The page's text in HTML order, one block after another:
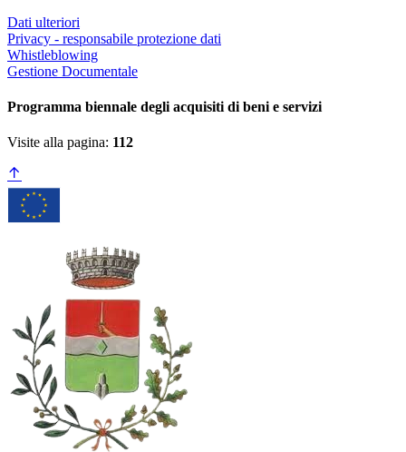
Dati ulteriori
Privacy - responsabile protezione dati
Whistleblowing
Gestione Documentale
Programma biennale degli acquisiti di beni e servizi
Visite alla pagina: 112